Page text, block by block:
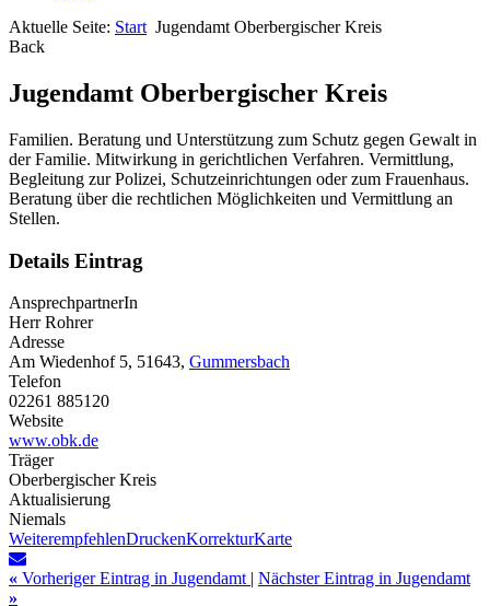
Aktuelle Seite: Start Jugendamt Oberbergischer Kreis
Back
Jugendamt Oberbergischer Kreis
Familien. Beratung und Unterstützung zum Schutz gegen Gewalt in
der Familie. Mitwirkung in gerichtlichen Verfahren. Vermittlung,
Begleitung zur Polizei, Schutzeinrichtungen oder zum Frauenhaus.
Beratung über die rechtlichen Möglichkeiten und Vermittlung an
Stellen.
Details Eintrag
AnsprechpartnerIn
Herr Rohrer
Adresse
Am Wiedenhof 5, 51643, Gummersbach
Telefon
02261 885120
Website
www.obk.de
Träger
Oberbergischer Kreis
Aktualisierung
Niemals
WeiterempfehlenDruckenKorrekturKarte
« Vorheriger Eintrag in Jugendamt | Nächster Eintrag in Jugendamt
»